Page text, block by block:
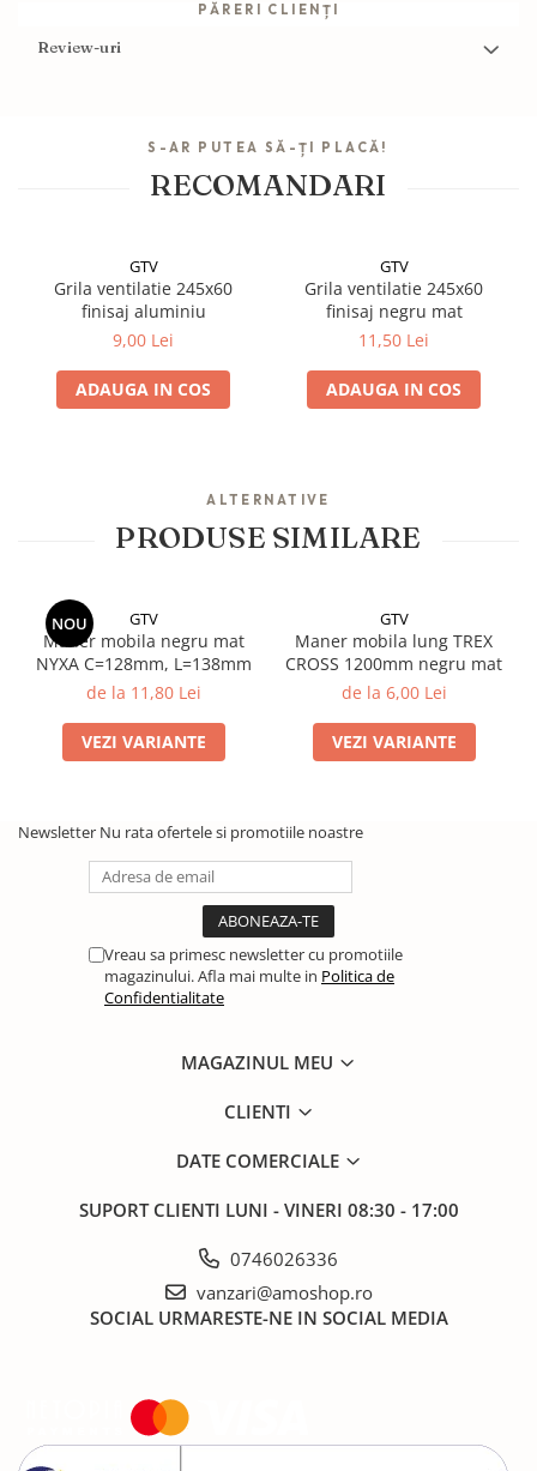
PĂRERI CLIENȚI
Review-uri
S-AR PUTEA SĂ-ȚI PLACĂ!
RECOMANDARI
GTV
Grila ventilatie 245x60
finisaj aluminiu
9,00 Lei
ADAUGA IN COS
GTV
Grila ventilatie 245x60
finisaj negru mat
11,50 Lei
ADAUGA IN COS
ALTERNATIVE
PRODUSE SIMILARE
NOU GTV
Maner mobila negru mat
NYXA C=128mm, L=138mm
de la 11,80 Lei
VEZI VARIANTE
GTV
Maner mobila lung TREX
CROSS 1200mm negru mat
de la 6,00 Lei
VEZI VARIANTE
Newsletter Nu rata ofertele si promotiile noastre
Vreau sa primesc newsletter cu promotiile
magazinului. Afla mai multe in Politica de
Confidentialitate
MAGAZINUL MEU
CLIENTI
DATE COMERCIALE
SUPORT CLIENTI LUNI - VINERI 08:30 - 17:00
0746026336
vanzari@amoshop.ro
SOCIAL URMARESTE-NE IN SOCIAL MEDIA